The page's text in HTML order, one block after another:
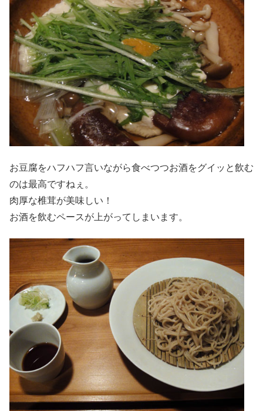
お豆腐をハフハフ言いながら食べつつお酒をグイッと飲む
のは最高ですねぇ。
肉厚な椎茸が美味しい！
お酒を飲むペースが上がってしまいます。